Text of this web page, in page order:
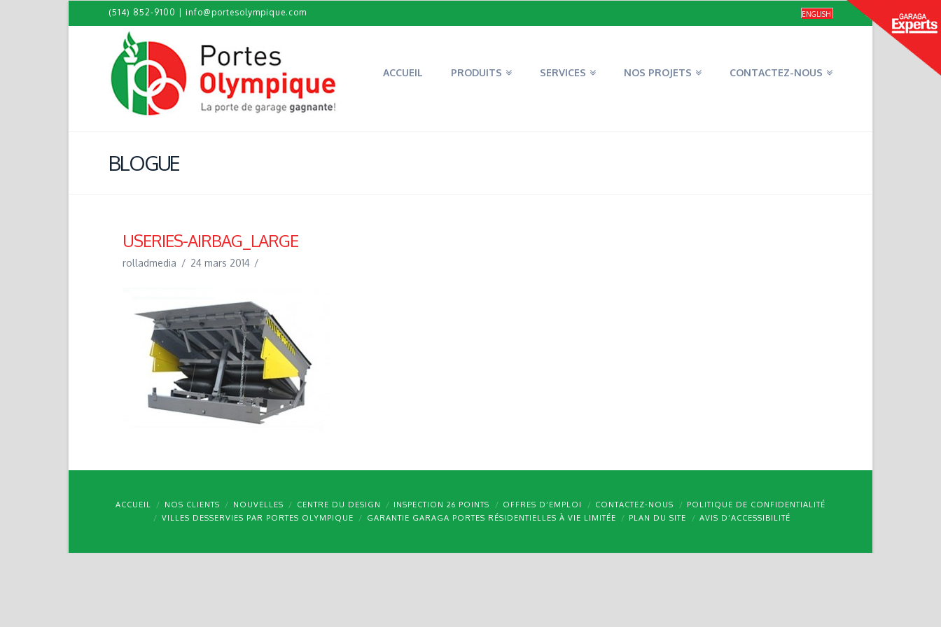
(514) 852-9100 info@portesolympique.com ENGLISH
ACCUEIL PRODUITS SERVICES NOS PROJETS CONTACTEZ-NOUS
BLOGUE
USERIES-AIRBAG_LARGE
rolladmedia 24 mars 2014
ACCUEIL NOS CLIENTS NOUVELLES CENTRE DU DESIGN INSPECTION 26 POINTS OFFRES D’EMPLOI CONTACTEZ-NOUS
POLITIQUE DE CONFIDENTIALITÉ
VILLES DESSERVIES PAR PORTES OLYMPIQUE
GARANTIE GARAGA PORTES RÉSIDENTIELLES À VIE LIMITÉE PLAN DU SITE AVIS D’ACCESSIBILITÉ